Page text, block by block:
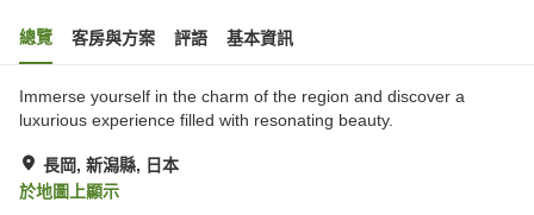
總覽 客房與方案 評語 基本資訊
Immerse yourself in the charm of the region and discover a
luxurious experience filled with resonating beauty.
長岡, 新潟縣, 日本
於地圖上顯示